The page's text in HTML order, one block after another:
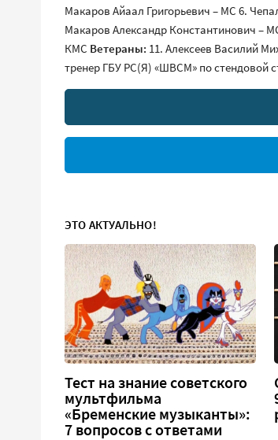
Макаров Айаал Григорьевич – МС 6.
Макаров Александр Константинович –
КМС Ветераны: 11. Алексеев Василий
тренер ГБУ РС(Я) «ШВСМ» по стендовой
ЭТО АКТУАЛЬНО!
Тест на знание советского
мультфильма
«Бременские музыканты»:
7 вопросов с ответами